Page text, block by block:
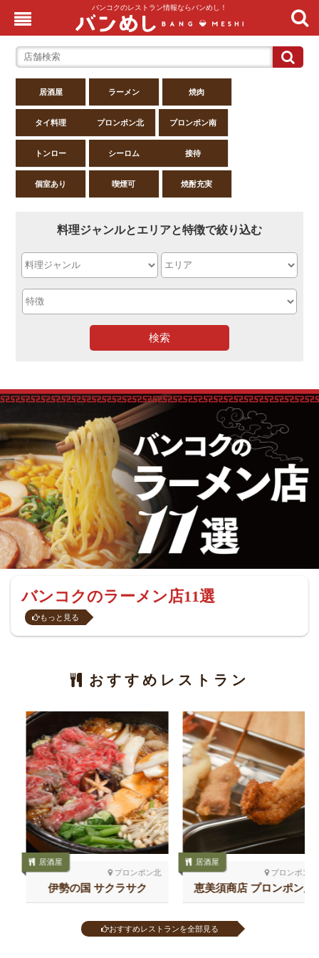
バンコクのレストラン情報ならバンめし！
居酒屋 ラーメン 焼肉
タイ料理 プロンポン北 プロンポン南
トンロー シーロム 接待
個室あり 喫煙可 焼酎充実
料理ジャンルとエリアと特徴で絞り込む
検索
バンコクのラーメン店11選
もっと見る
おすすめレストラン
プロンポン北
居酒屋
伊勢の国 サクラサク
プロンポン北
居酒屋
恵美須商店 プロンポン店
おすすめレストランを全部見る